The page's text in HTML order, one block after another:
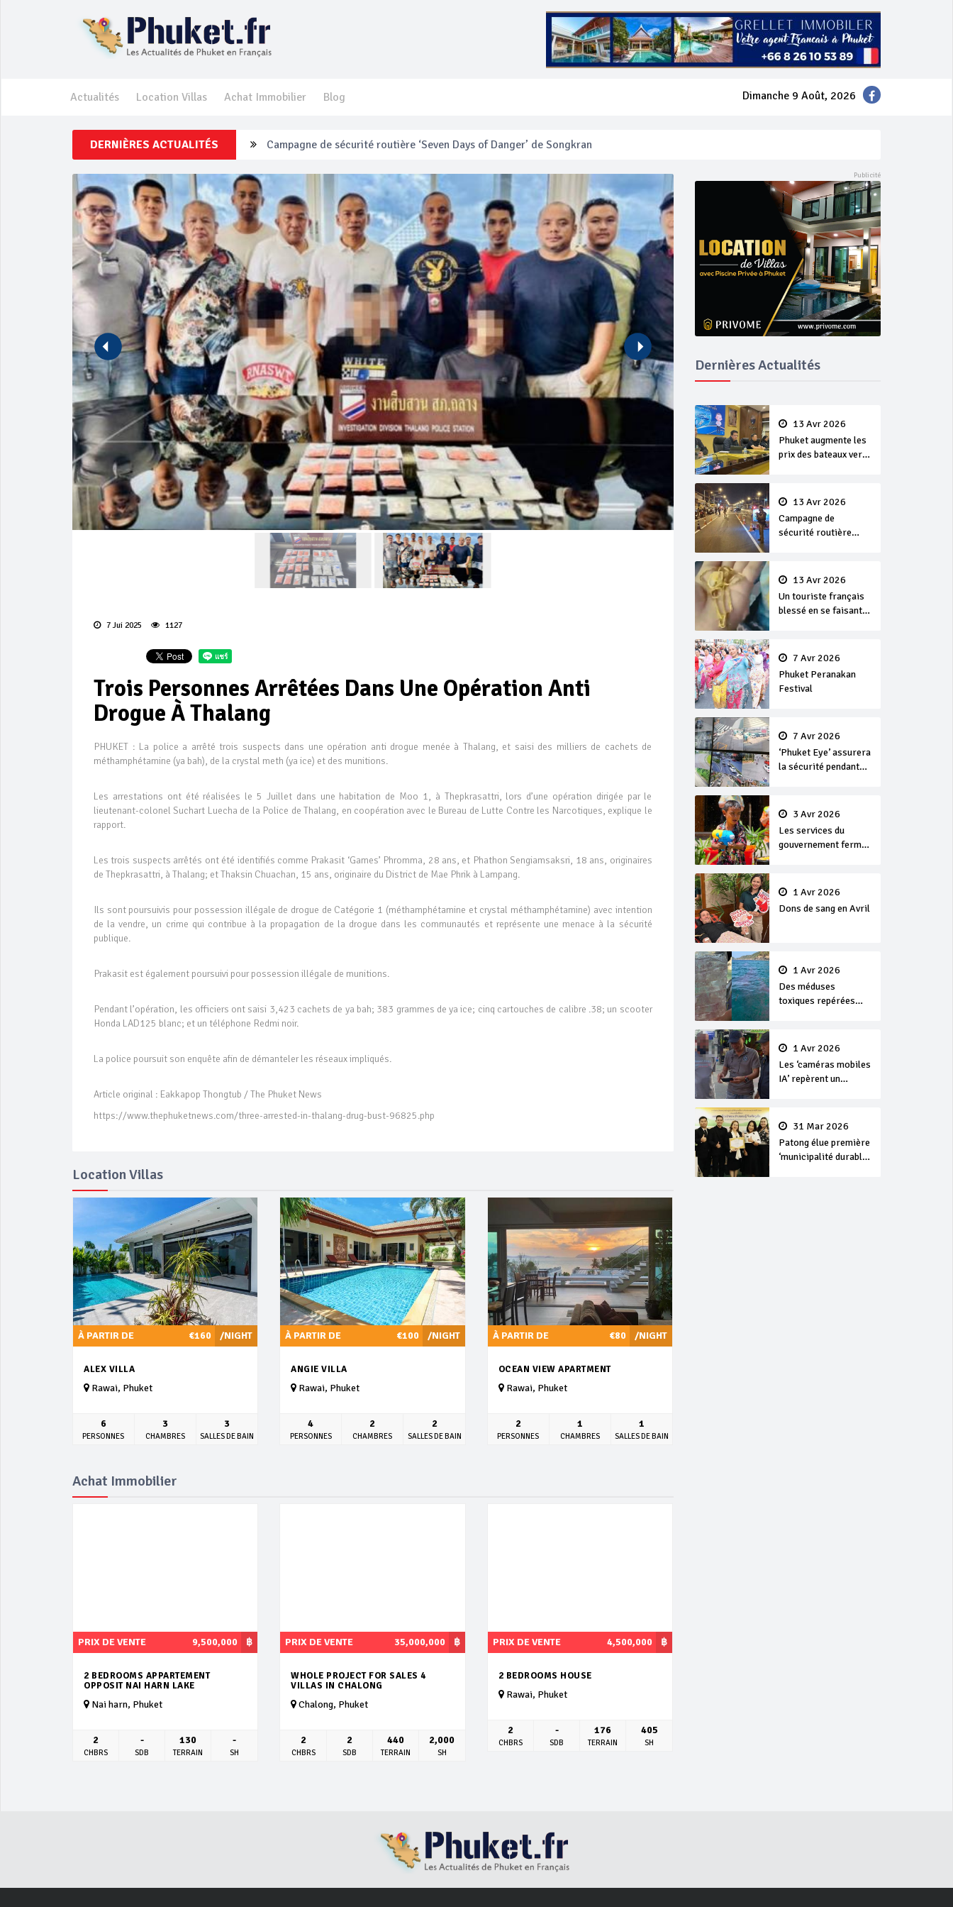
Actualités Location Villas Achat Immobilier Blog Dimanche 9 Août, 2026
DERNIÈRES ACTUALITÉS Un touriste français blessé en se faisant arracher son collier en or
Phuket Peranakan Festival
‘Phuket Eye’ assurera la sécurité pendant Songkran
Phuket augmente les prix des bateaux vers Koh Phi Phi et des excursions en mer
Campagne de sécurité routière ‘Seven Days of Danger’ de Songkran
7 Jui 2025 1127
Trois Personnes Arrêtées Dans Une Opération Anti
Drogue À Thalang
PHUKET : La police a arrêté trois suspects dans une opération anti drogue menée à Thalang, et saisi des milliers de cachets de
méthamphétamine (ya bah), de la crystal meth (ya ice) et des munitions.
Les arrestations ont été réalisées le 5 Juillet dans une habitation de Moo 1, à Thepkrasattri, lors d’une opération dirigée par le
lieutenant-colonel Suchart Luecha de la Police de Thalang, en coopération avec le Bureau de Lutte Contre les Narcotiques, explique le
rapport.
Les trois suspects arrêtés ont été identifiés comme Prakasit ‘Games’ Phromma, 28 ans, et Phathon Sengiamsaksri, 18 ans, originaires
de Thepkrasattri, à Thalang; et Thaksin Chuachan, 15 ans, originaire du District de Mae Phrik à Lampang.
Ils sont poursuivis pour possession illégale de drogue de Catégorie 1 (méthamphétamine et crystal méthamphétamine) avec intention
de la vendre, un crime qui contribue à la propagation de la drogue dans les communautés et représente une menace à la sécurité
publique.
Prakasit est également poursuivi pour possession illégale de munitions.
Pendant l’opération, les officiers ont saisi 3,423 cachets de ya bah; 383 grammes de ya ice; cinq cartouches de calibre .38; un scooter
Honda LAD125 blanc; et un téléphone Redmi noir.
La police poursuit son enquête afin de démanteler les réseaux impliqués.
Article original : Eakkapop Thongtub / The Phuket News
https://www.thephuketnews.com/three-arrested-in-thalang-drug-bust-96825.php
Dernières Actualités
13 Avr 2026
Phuket augmente les
prix des bateaux vers
13 Avr 2026
Campagne de
sécurité routière
13 Avr 2026
Un touriste français
blessé en se faisant
7 Avr 2026
Phuket Peranakan
Festival
7 Avr 2026
‘Phuket Eye’ assurera
la sécurité pendant
3 Avr 2026
Les services du
gouvernement fermés
Songkran
1 Avr 2026
Dons de sang en Avril
1 Avr 2026
Des méduses
toxiques repérées
1 Avr 2026
Les ‘caméras mobiles
IA’ repèrent un
séjour31 Mar 2026
Patong élue première
‘municipalité durable’
Location Villas
/NIGHT
À PARTIR DE €160
ALEX VILLA
Rawai, Phuket
6
PERSONNES
3
CHAMBRES
3
SALLES DE BAIN
/NIGHT
À PARTIR DE €100
ANGIE VILLA
Rawai, Phuket
4
PERSONNES
2
CHAMBRES
2
SALLES DE BAIN
/NIGHT
À PARTIR DE €80
OCEAN VIEW APARTMENT
Rawai, Phuket
2
PERSONNES
1
CHAMBRES
1
SALLES DE BAIN
Achat Immobilier
฿
PRIX DE VENTE 9,500,000
2 BEDROOMS APPARTEMENT
OPPOSIT NAI HARN LAKE
Nai harn, Phuket
2
CHBRS
-
SDB
130
TERRAIN
-
SH
฿
PRIX DE VENTE 35,000,000
WHOLE PROJECT FOR SALES 4
VILLAS IN CHALONG
Chalong, Phuket
2
CHBRS
2
SDB
440
TERRAIN
2,000
SH
฿
PRIX DE VENTE 4,500,000
2 BEDROOMS HOUSE
Rawai, Phuket
2
CHBRS
-
SDB
176
TERRAIN
405
SH